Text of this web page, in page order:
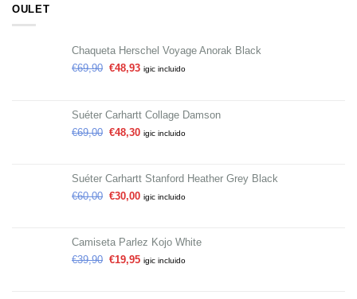
OULET
Chaqueta Herschel Voyage Anorak Black
€69,90 €48,93 igic incluido
Suéter Carhartt Collage Damson
€69,00 €48,30 igic incluido
Suéter Carhartt Stanford Heather Grey Black
€60,00 €30,00 igic incluido
Camiseta Parlez Kojo White
€39,90 €19,95 igic incluido